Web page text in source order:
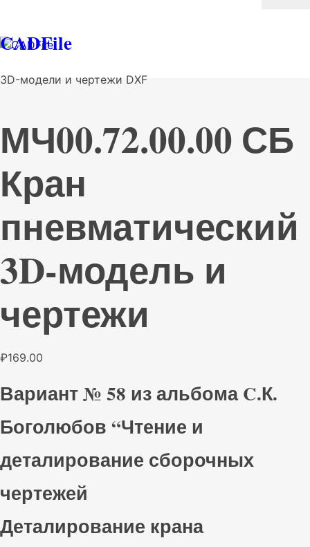
CADFile
3D-модели и чертежи DXF
МЧ00.72.00.00 СБ
Кран
пневматический
3D-модель и
чертежи
₽169.00
Вариант № 58 из альбома C.К.
Боголюбов “Чтение и
деталирование сборочных
чертежей
Деталирование крана